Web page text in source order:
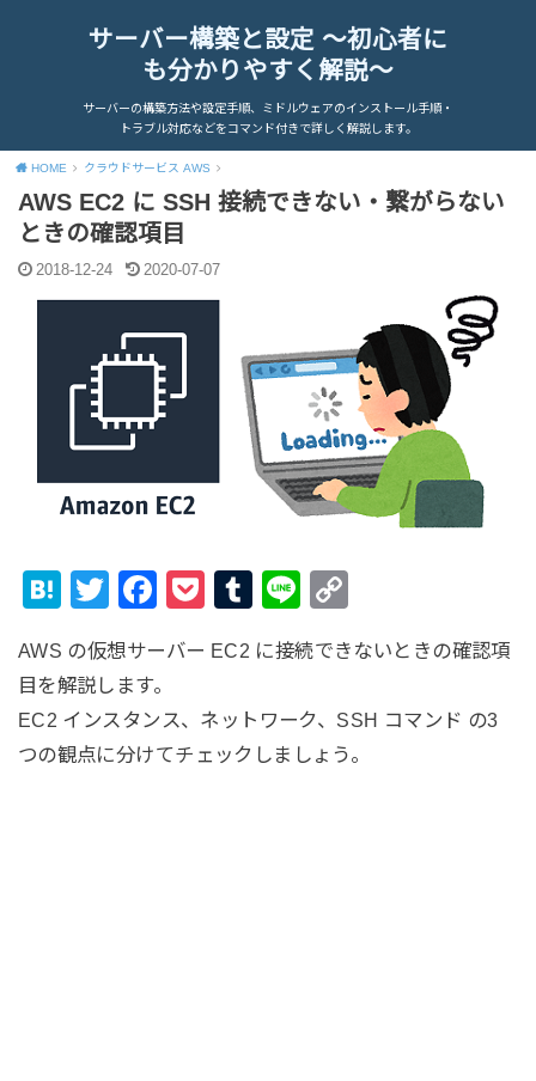
サーバー構築と設定 ～初心者に
も分かりやすく解説～
サーバーの構築方法や設定手順、ミドルウェアのインストール手順・
トラブル対応などをコマンド付きで詳しく解説します。
HOME クラウドサービス AWS
AWS EC2 に SSH 接続できない・繋がらない
ときの確認項目
2018-12-24 2020-07-07
H
e
n
a
T
tt
er
F
c
e
b
P
ck
et
T
m
bl
r
Li
e
p
y
AWS の仮想サーバー EC2 に接続できないときの確認項
目を解説します。
EC2 インスタンス、ネットワーク、SSH コマンド の3
つの観点に分けてチェックしましょう。